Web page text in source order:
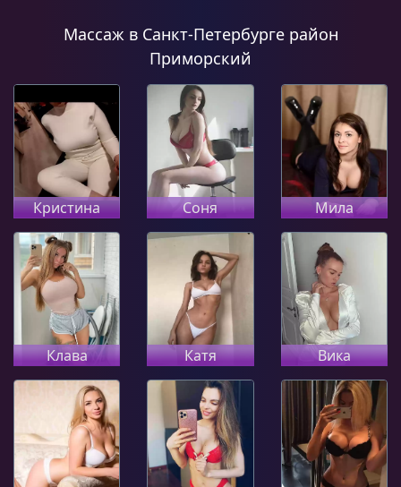
Массаж в Санкт-Петербурге район
Приморский
Кристина Соня Мила
Клава Катя Вика